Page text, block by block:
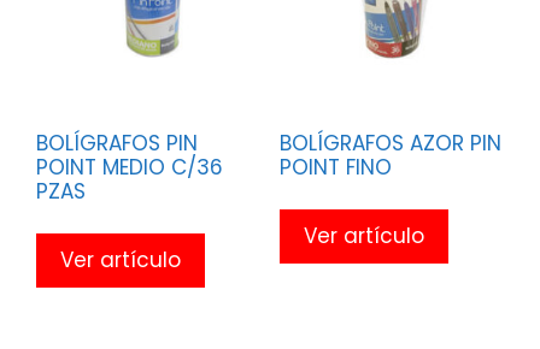
BOLÍGRAFOS PIN
POINT MEDIO C/36
PZAS
Ver artículo
BOLÍGRAFOS AZOR PIN
POINT FINO
Ver artículo